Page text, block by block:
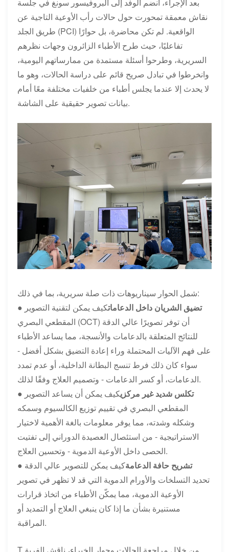
بعد الإجراء، انضم الوفد إلى البروفيسور سونغ في جلسة
نقاش معمقة تمحورت حول حالات رأب الأوعية التاجية عن
طريق الجلد (PCI) الواقعية. لم تكن محاضرة، بل حوارًا
تفاعليًا، حيث طرح الأطباء الزائرون وجهات نظرهم
السريرية، وطرحوا أسئلة مستمدة من ممارساتهم اليومية،
وانخرطوا في تبادل صريح قائم على دراسة الحالات، وهو ما
لا يحدث إلا عندما يجلس أطباء من خلفيات مختلفة معًا أمام
بيانات تصوير حقيقية على الشاشة.
شمل الحوار سيناريوهات ذات صلة سريرية، بما في ذلك:
●
تضيق الشريان داخل الدعاماتكيف يمكن لتقنية التصوير
المقطعي البصري (OCT) أن توفر تصويرًا عالي الدقة
للنتائج المتعلقة بالدعامات والأنسجة، مما يساعد الأطباء
على فهم الآليات المحتملة وراء إعادة التضيق بشكل أفضل -
سواء كان ذلك فرط تنسج البطانة الداخلية، أو عدم تمدد
الدعامات، أو كسر الدعامات - وتصميم العلاج وفقًا لذلك.
●
تكلس شديد غير مركزيكيف يمكن أن يساعد التصوير
المقطعي البصري في تقييم توزيع الكالسيوم وسمكه
وشكله وشدته، مما يوفر معلومات بالغة الأهمية لاختيار
الاستراتيجية - من استئصال العصيدة الدوراني إلى تفتيت
الحصى داخل الأوعية الدموية - وتحسين العلاج.
●
تشريح حافة الدعامةكيف يمكن للتصوير عالي الدقة
تحديد التسلخات والأورام الدموية التي قد لا تظهر في تصوير
الأوعية الدموية، مما يمكّن الأطباء من اتخاذ قرارات
مستنيرة بشأن ما إذا كان ينبغي العلاج أو التمديد أو
المراقبة.
T من خلال مراجعة الحالات وحوار الخبراء، ناقش الفريق